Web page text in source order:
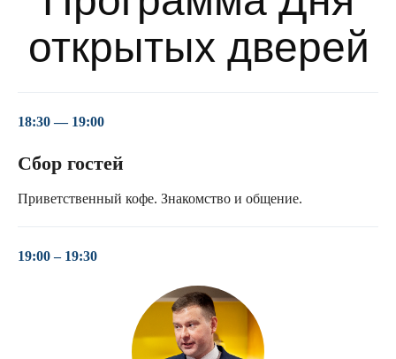
18:30 — 19:00
Сбор гостей
Приветственный кофе. Знакомство и общение.
19:00 – 19:30